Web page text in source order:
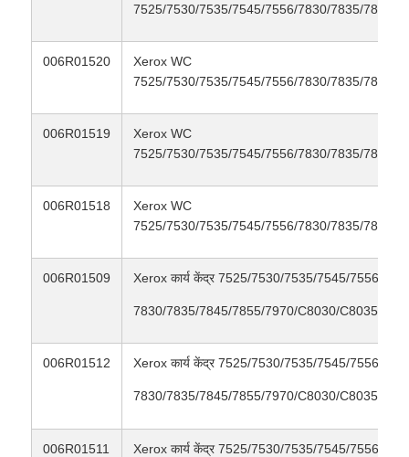
प्रिंटर और कॉपी मशीन के भाग
7525/7530/7535/7545/7556/7830/7835/7845/
006R01520
Xerox WC
7525/7530/7535/7545/7556/7830/7835/7845/
006R01519
Xerox WC
7525/7530/7535/7545/7556/7830/7835/7845/
006R01518
Xerox WC
7525/7530/7535/7545/7556/7830/7835/7845/
006R01509 Xerox कार्य केंद्र 7525/7530/7535/7545/7556/
7830/7835/7845/7855/7970/C8030/C8035/
006R01512 Xerox कार्य केंद्र 7525/7530/7535/7545/7556/
7830/7835/7845/7855/7970/C8030/C8035/
006R01511 Xerox कार्य केंद्र 7525/7530/7535/7545/7556/